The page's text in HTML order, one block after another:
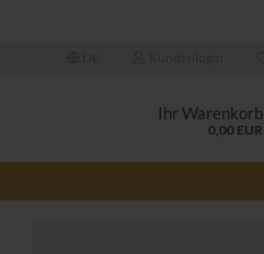
Ihr Warenkorb
0,00 EUR